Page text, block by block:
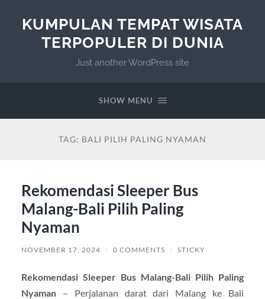
KUMPULAN TEMPAT WISATA
TERPOPULER DI DUNIA
Just another WordPress site
SHOW MENU
TAG: BALI PILIH PALING NYAMAN
Rekomendasi Sleeper Bus
Malang-Bali Pilih Paling
Nyaman
NOVEMBER 17, 2024 / 0 COMMENTS / STICKY
Rekomendasi Sleeper Bus Malang-Bali Pilih Paling
Nyaman– Perjalanan darat dari Malang ke Bali